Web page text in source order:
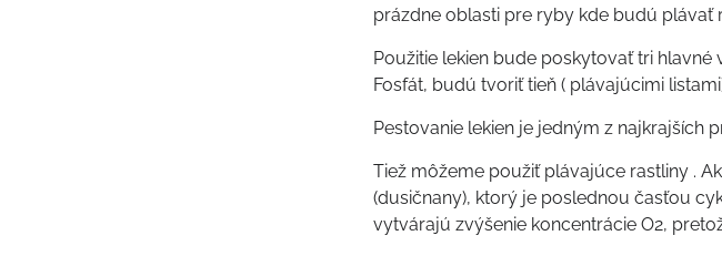
prázdne oblasti pre ryby kde budú plávať
Použitie lekien bude poskytovať tri
Fosfát, budú tvoriť tieň ( plávajúcimi
Pestovanie lekien je jedným z najkrajších
Tiež môžeme použiť plávajúce rastliny .
(dusičnany), ktorý je poslednou časťou
vytvárajú zvýšenie koncentrácie O2,